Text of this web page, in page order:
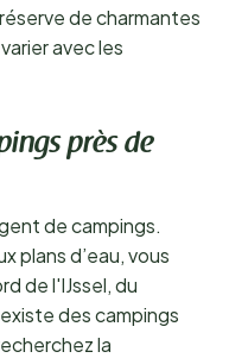
de charmantes
avec les
près de
de campings.
plans d’eau, vous
de l'IJssel, du
des campings
la